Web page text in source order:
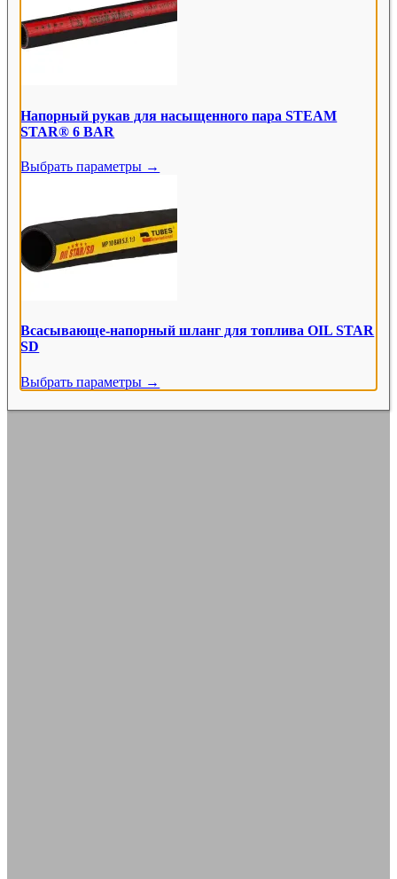
Напорный рукав для насыщенного пара STEAM
STAR® 6 BAR
Выбрать параметры →
Всасывающе-напорный шланг для топлива OIL STAR
SD
Выбрать параметры →